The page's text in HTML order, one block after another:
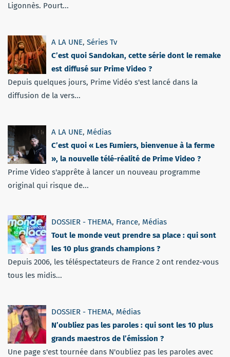
Ligonnès. Pourt...
A LA UNE, Séries Tv
C’est quoi Sandokan, cette série dont le remake
est diffusé sur Prime Video ?
Depuis quelques jours, Prime Vidéo s'est lancé dans la
diffusion de la vers...
A LA UNE, Médias
C’est quoi « Les Fumiers, bienvenue à la ferme
», la nouvelle télé-réalité de Prime Video ?
Prime Video s'apprête à lancer un nouveau programme
original qui risque de...
DOSSIER - THEMA, France, Médias
Tout le monde veut prendre sa place : qui sont
les 10 plus grands champions ?
Depuis 2006, les téléspectateurs de France 2 ont rendez-vous
tous les midis...
DOSSIER - THEMA, Médias
N’oubliez pas les paroles : qui sont les 10 plus
grands maestros de l’émission ?
Une page s'est tournée dans N'oubliez pas les paroles avec